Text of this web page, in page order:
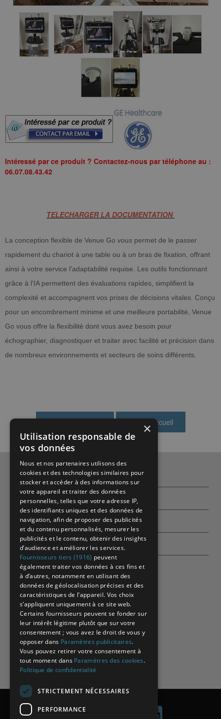
Intéressé par ce produit ? Contactez-nous par téléphone au :
06.07.08.43.42
TELECHARGER LA DOCUMENTATION
La conception flexible de Venue Go vous permet de le passer
rapidement du chariot à une table ou à un bras de fixation, offrant
ainsi à votre service l'adaptabilité requise. Les outils fonctionnant
grâce à l'IA permettent des évaluations rapides, simplifient la
complexité et accompagnent vos prises de décisions vitales. Conçu
pour un encombrement minime et une meilleure portabilité, Venue
Go vous offre la flexibilité dont vous avez besoin pour
échographier, diagnostiquer et traiter avec facilité et précision dans
de nombreux environnements et secteurs de soins différents.
Qui sommes-nous ?
Partenaires
Contactez-nous
Echographes
×
Utilisation responsable de
vos données
Nous et nos partenaires utilisons des
cookies et des technologies similaires pour
stocker et accéder à des informations sur
votre appareil et traiter des données
personnelles, telles que votre adresse IP,
des identifiants uniques et des données de
navigation, afin de proposer des publicités
et du contenu personnalisés, mesurer les
publicités et le contenu, obtenir des insights
d’audience et améliorer les services.
Fournisseurs tiers (1916) peuvent
également traiter vos données à ces fins et
à d’autres, notamment en utilisant des
données de géolocalisation précises et des
caractéristiques de l’appareil. Vos choix
s’appliquent uniquement à ce site web.
Certains fournisseurs peuvent se fonder sur
leur intérêt légitime plutôt que sur votre
consentement ; vous avez le droit de vous y
opposer dans Paramètres publicitaires.
Vous pouvez retirer votre consentement à
tout moment dans Paramètres des cookies.
Politique de confidentialité
STRICTEMENT NÉCESSAIRES
PERFORMANCE